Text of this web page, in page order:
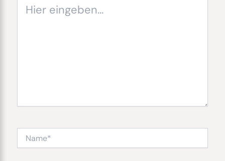
eingeben…